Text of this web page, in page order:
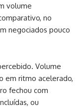
volume
no
negociados pouco
Volume
em ritmo acelerado,
fechou com
ou